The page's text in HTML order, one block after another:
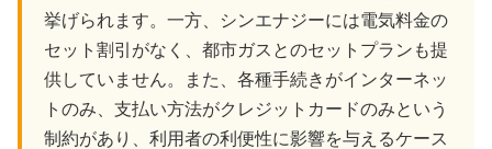
挙げられます。一方、シンエナジーには電気料金の
セット割引がなく、都市ガスとのセットプランも提
供していません。また、各種手続きがインターネッ
トのみ、支払い方法がクレジットカードのみという
制約があり、利用者の利便性に影響を与えるケース